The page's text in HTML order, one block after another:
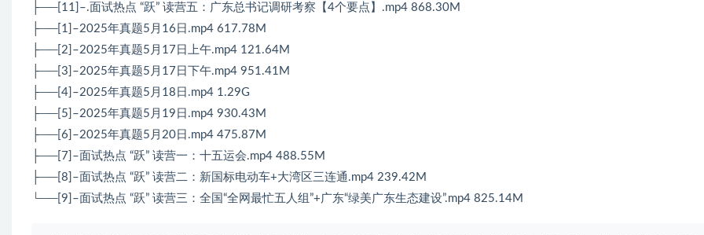
├──[11]–.面试热点 “跃” 读营五：广东总书记调研考察【4个要点】.mp4 868.30M
├──[1]–2025年真题5月16日.mp4 617.78M
├──[2]–2025年真题5月17日上午.mp4 121.64M
├──[3]–2025年真题5月17日下午.mp4 951.41M
├──[4]–2025年真题5月18日.mp4 1.29G
├──[5]–2025年真题5月19日.mp4 930.43M
├──[6]–2025年真题5月20日.mp4 475.87M
├──[7]–面试热点 “跃” 读营一：十五运会.mp4 488.55M
├──[8]–面试热点 “跃” 读营二：新国标电动车+大湾区三连通.mp4 239.42M
└──[9]–面试热点 “跃” 读营三：全国“全网最忙五人组”+广东“绿美广东生态建设”.mp4 825.14M